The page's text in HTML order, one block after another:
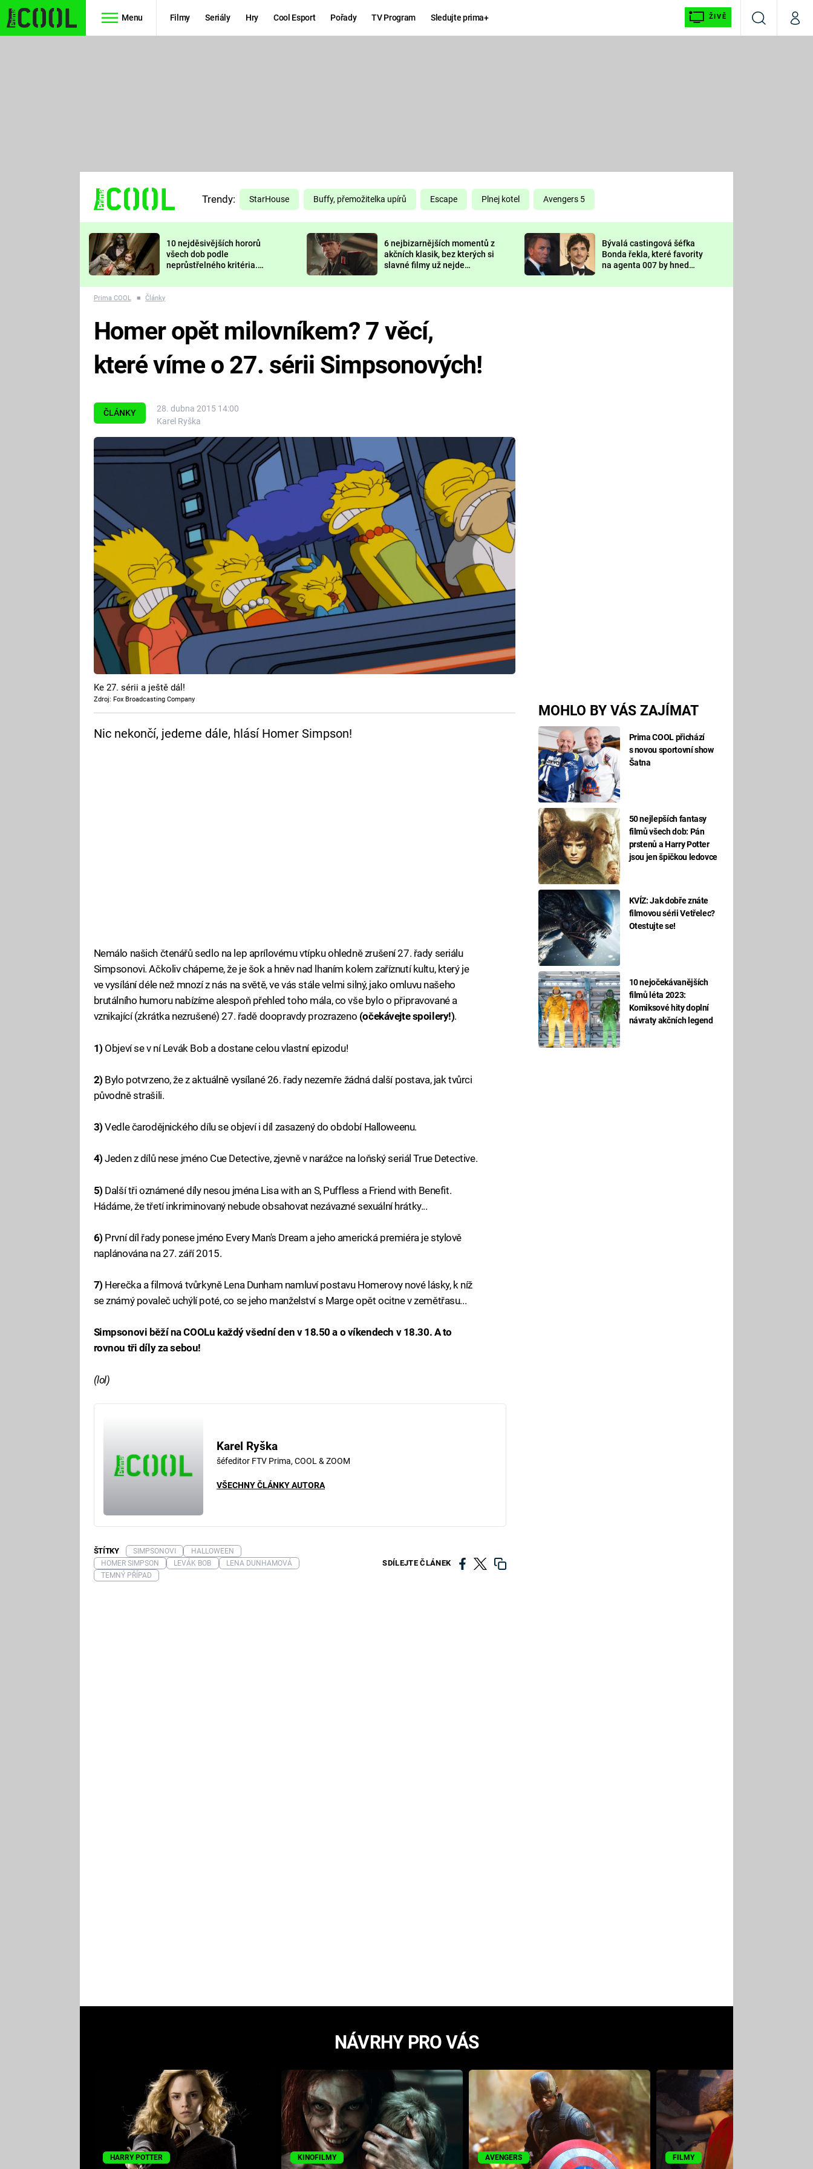
Menu Filmy Seriály Hry Cool Esport Pořady TV Program Sledujte prima+ ŽIVĚ
VyhledáváníMůj
TŘESKU
FUTURAMA
PREDÁTOR
DELIVERANCE
KOMEDIE
CHUCK
NORRIS
DEADPOOL
Prima LAJK
Sledujte nás
Trendy: StarHouse Buffy, přemožitelka upírů Escape Plnej kotel Avengers 5
10 nejděsivějších hororů
všech dob podle
neprůstřelného kritéria.
nejvíc zvednou tep?
6 nejbizarnějších momentů z
akčních klasik, bez kterých si
slavné filmy už nejde
Bývalá castingová šéfka
Bonda řekla, které favority
na agenta 007 by hned
Prima COOL ■ Články
ČLÁNKY
28. dubna 2015 14:00
Karel Ryška
MOHLO BY VÁS ZAJÍMAT
Prima COOL přichází
s novou sportovní show
Šatna
50 nejlepších fantasy
filmů všech dob: Pán
prstenů a Harry Potter
jsou jen špičkou ledovce
KVÍZ: Jak dobře znáte
filmovou sérii Vetřelec?
Otestujte se!
10 nejočekávanějších
filmů léta 2023:
Komiksové hity doplní
návraty akčních legend
Homer opět milovníkem? 7 věcí,
které víme o 27. sérii Simpsonových!
Ke 27. sérii a ještě dál!
Zdroj: Fox Broadcasting Company
Nic nekončí, jedeme dále, hlásí Homer Simpson!
Nemálo našich čtenářů sedlo na lep aprílovému vtípku ohledně zrušení 27. řady seriálu
Simpsonovi. Ačkoliv chápeme, že je šok a hněv nad lhaním kolem zaříznutí kultu, který je
ve vysílání déle než mnozí z nás na světě, ve vás stále velmi silný, jako omluvu našeho
brutálního humoru nabízíme alespoň přehled toho mála, co vše bylo o připravované a
vznikající (zkrátka nezrušené) 27. řadě doopravdy prozrazeno (očekávejte spoilery!).
1) Objeví se v ní Levák Bob a dostane celou vlastní epizodu!
2) Bylo potvrzeno, že z aktuálně vysílané 26. řady nezemře žádná další postava, jak tvůrci
původně strašili.
3) Vedle čarodějnického dílu se objeví i díl zasazený do období Halloweenu.
4) Jeden z dílů nese jméno Cue Detective, zjevně v narážce na loňský seriál True Detective.
5) Další tři oznámené díly nesou jména Lisa with an S, Puffless a Friend with Benefit.
Hádáme, že třetí inkriminovaný nebude obsahovat nezávazné sexuální hrátky...
6) První díl řady ponese jméno Every Man's Dream a jeho americká premiéra je stylově
naplánována na 27. září 2015.
7) Herečka a filmová tvůrkyně Lena Dunham namluví postavu Homerovy nové lásky, k níž
se známý povaleč uchýlí poté, co se jeho manželství s Marge opět ocitne v zemětřasu...
Simpsonovi běží na COOLu každý všední den v 18.50 a o víkendech v 18.30. A to
rovnou tři díly za sebou!
(lol)
Karel Ryška
šéfeditor FTV Prima, COOL & ZOOM
VŠECHNY ČLÁNKY AUTORA
SDÍLEJTE ČLÁNEK
ŠTÍTKY SIMPSONOVI
HALLOWEEN
HOMER SIMPSON
LEVÁK BOB
LENA DUNHAMOVÁ
TEMNÝ PŘÍPAD
NÁVRHY PRO VÁS
HARRY POTTER KINOFILMY AVENGERS FILMY